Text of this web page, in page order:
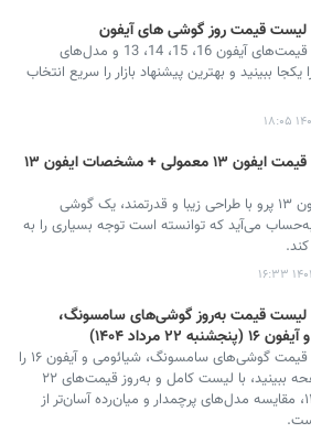
لیست قیمت روز گوشی های آیفون
جدیدترین قیمت‌های آیفون 16، 15، 14، 13 و مدل‌های
یکجا ببینید و بهترین پیشنهاد بازار را سریع انتخاب
قیمت ایفون ۱۳ معمولی + مشخصات ایفون ۱۳
‌گوشی آیفون ۱۳ پرو با طراحی زیبا و قدرتمند، یک گوشی
می‌آید که توانسته است توجه بسیاری را به
لیست قیمت به‌روز گوشی‌های سامسونگ،
۲۲ مرداد ۱۴۰۴)
جدیدترین قیمت گوشی‌های سامسونگ، شیائومی و آیفون ۱۶ را
در این صفحه ببینید، با لیست کامل و به‌روز قیمت‌های ۲۲
مرداد ۱۴۰۴، مقایسه مدل‌های پرچمدار و میان‌رده آسان‌تر از